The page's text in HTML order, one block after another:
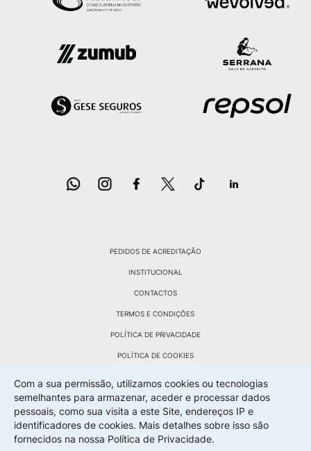
Com a sua permissão, utilizamos cookies ou tecnologias
semelhantes para armazenar, aceder e processar dados
pessoais, como sua visita a este Site, endereços IP e
identificadores de cookies. Mais detalhes sobre isso são
fornecidos na nossa Política de Privacidade.
PEDIDOS DE ACREDITAÇÃO
INSTITUCIONAL
CONTACTOS
TERMOS E CONDIÇÕES
POLÍTICA DE PRIVACIDADE
POLÍTICA DE COOKIES
LIVRO RECLAMAÇÕES
By Wevolved Creative Agency